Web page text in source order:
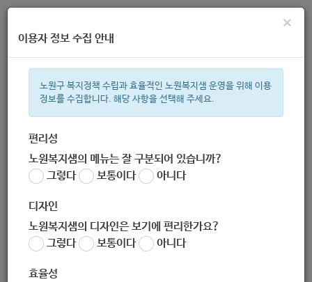
주간 인기검색어
한눈으로 보는 복지 정보
×
이용자 정보 수집 안내
노원구 복지정책 수립과 효율적인 노원복지샘 운영을 위해 이용
정보를 수집합니다. 해당 사항을 선택해 주세요.
편리성
노원복지샘의 메뉴는 잘 구분되어 있습니까?
그렇다
보통이다 아니다
디자인
노원복지샘의 디자인은 보기에 편리한가요?
그렇다
보통이다 아니다
효율성
홍파양로원